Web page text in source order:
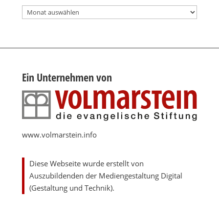
Archiv
Ein Unternehmen von
www.volmarstein.info
Diese Webseite wurde erstellt von
Auszubildenden der Mediengestaltung Digital
(Gestaltung und Technik).